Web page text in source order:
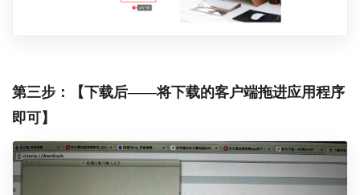
第三步：【下载后——将下载的客户端拖进应用程序
即可】